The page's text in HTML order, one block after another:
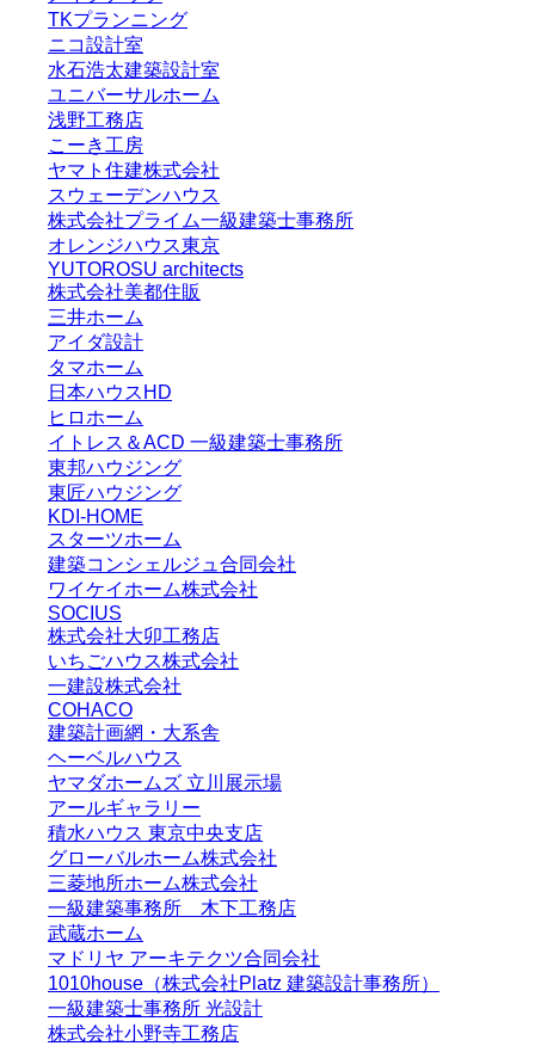
TKプランニング
ニコ設計室
水石浩太建築設計室
ユニバーサルホーム
浅野工務店
こーき工房
ヤマト住建株式会社
スウェーデンハウス
株式会社プライム一級建築士事務所
オレンジハウス東京
YUTOROSU architects
株式会社美都住販
三井ホーム
アイダ設計
タマホーム
日本ハウスHD
ヒロホーム
イトレス＆ACD 一級建築士事務所
東邦ハウジング
東匠ハウジング
KDI-HOME
スターツホーム
建築コンシェルジュ合同会社
ワイケイホーム株式会社
SOCIUS
株式会社大卯工務店
いちごハウス株式会社
一建設株式会社
COHACO
建築計画網・大系舎
ヘーベルハウス
ヤマダホームズ 立川展示場
アールギャラリー
積水ハウス 東京中央支店
グローバルホーム株式会社
三菱地所ホーム株式会社
一級建築事務所 木下工務店
武蔵ホーム
マドリヤ アーキテクツ合同会社
1010house（株式会社Platz 建築設計事務所）
一級建築士事務所 光設計
株式会社小野寺工務店